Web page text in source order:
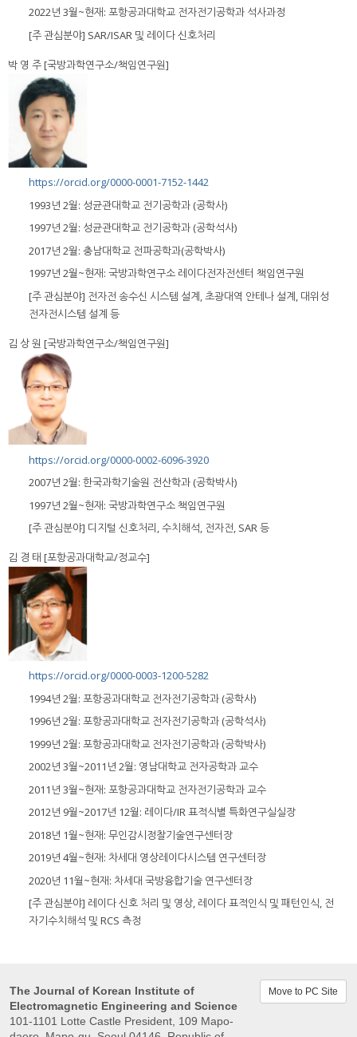
2022년 3월~현재: 포항공과대학교 전자전기공학과 석사과정
[주 관심분야] SAR/ISAR 및 레이다 신호처리
박 영 주 [국방과학연구소/책임연구원]
https://orcid.org/0000-0001-7152-1442
1993년 2월: 성균관대학교 전기공학과 (공학사)
1997년 2월: 성균관대학교 전기공학과 (공학석사)
2017년 2월: 충남대학교 전파공학과(공학박사)
1997년 2월~현재: 국방과학연구소 레이다전자전센터 책임연구원
[주 관심분야] 전자전 송수신 시스템 설계, 초광대역 안테나 설계, 대위성
전자전시스템 설계 등
김 상 원 [국방과학연구소/책임연구원]
https://orcid.org/0000-0002-6096-3920
2007년 2월: 한국과학기술원 전산학과 (공학박사)
1997년 2월~현재: 국방과학연구소 책임연구원
[주 관심분야] 디지털 신호처리, 수치해석, 전자전, SAR 등
김 경 태 [포항공과대학교/정교수]
https://orcid.org/0000-0003-1200-5282
1994년 2월: 포항공과대학교 전자전기공학과 (공학사)
1996년 2월: 포항공과대학교 전자전기공학과 (공학석사)
1999년 2월: 포항공과대학교 전자전기공학과 (공학박사)
2002년 3월~2011년 2월: 영남대학교 전자공학과 교수
2011년 3월~현재: 포항공과대학교 전자전기공학과 교수
2012년 9월~2017년 12월: 레이다/IR 표적식별 특화연구실실장
2018년 1월~현재: 무인감시정찰기술연구센터장
2019년 4월~현재: 차세대 영상레이다시스템 연구센터장
2020년 11월~현재: 차세대 국방융합기술 연구센터장
[주 관심분야] 레이다 신호 처리 및 영상, 레이다 표적인식 및 패턴인식, 전
자기수치해석 및 RCS 측정
The Journal of Korean Institute of
Electromagnetic Engineering and Science
101-1101 Lotte Castle President, 109 Mapo-
Move to PC Site